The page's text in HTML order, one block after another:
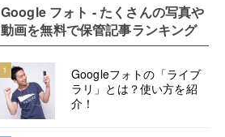
Google フォト - たくさんの写真や
動画を無料で保管記事ランキング
1
Googleフォトの「ライブ
ラリ」とは？使い方を紹
介！